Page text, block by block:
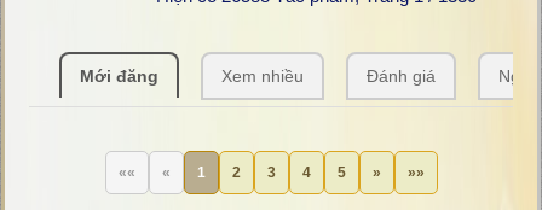
Mới đăng Xem nhiều Đánh giá
«« « 1 2 3 4 5 » »»